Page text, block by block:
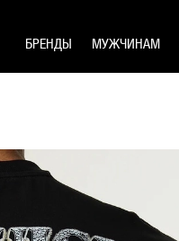
БРЕНДЫ МУЖЧИНАМ